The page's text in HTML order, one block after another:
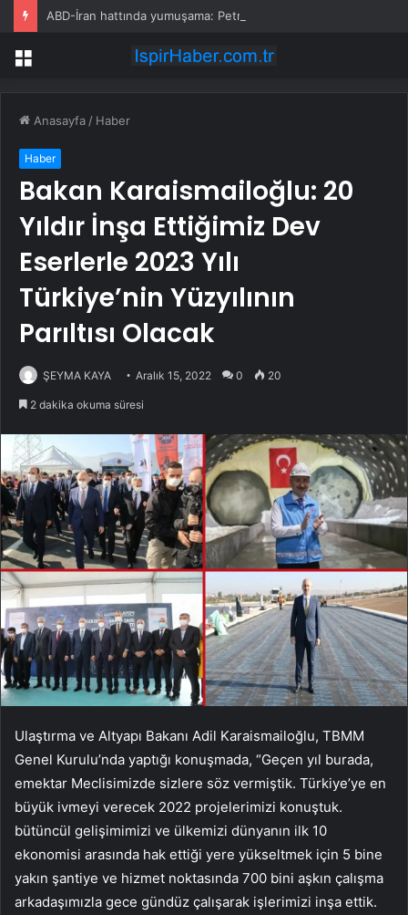
Menü
Anasayfa / Haber
Haber
Bakan Karaismailoğlu: 20
Yıldır İnşa Ettiğimiz Dev
Eserlerle 2023 Yılı
Türkiye’nin Yüzyılının
Parıltısı Olacak
ŞEYMA KAYA Aralık 15, 2022 0 20
2 dakika okuma süresi
Ulaştırma ve Altyapı Bakanı Adil Karaismailoğlu, TBMM
Genel Kurulu’nda yaptığı konuşmada, “Geçen yıl burada,
emektar Meclisimizde sizlere söz vermiştik. Türkiye’ye en
büyük ivmeyi verecek 2022 projelerimizi konuştuk.
bütüncül gelişimimizi ve ülkemizi dünyanın ilk 10
ekonomisi arasında hak ettiği yere yükseltmek için 5 bine
yakın şantiye ve hizmet noktasında 700 bini aşkın çalışma
arkadaşımızla gece gündüz çalışarak işlerimizi inşa ettik.